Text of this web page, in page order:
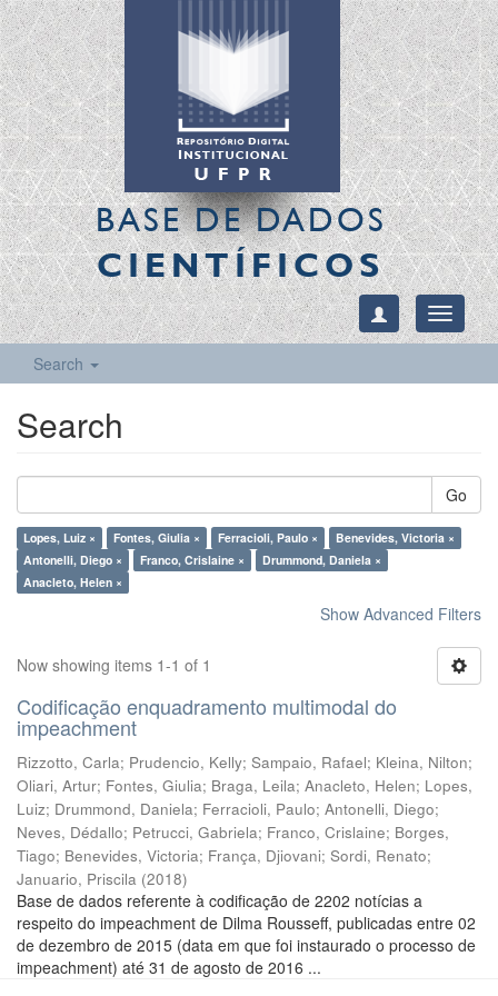
BASE DE DADOS
CIENTÍFICOS
Toggle
Search
Search
Go
Lopes, Luiz × Fontes, Giulia × Ferracioli, Paulo ×
Benevides, Victoria ×
Antonelli, Diego ×
Franco, Crislaine ×
Drummond, Daniela ×
Anacleto, Helen ×
Show Advanced Filters
Now showing items 1-1 of 1
Codificação enquadramento multimodal do
impeachment
Rizzotto, Carla; Prudencio, Kelly; Sampaio, Rafael; Kleina, Nilton;
Oliari, Artur; Fontes, Giulia; Braga, Leila; Anacleto, Helen; Lopes,
Luiz; Drummond, Daniela; Ferracioli, Paulo; Antonelli, Diego;
Neves, Dédallo; Petrucci, Gabriela; Franco, Crislaine; Borges,
Tiago; Benevides, Victoria; França, Djiovani; Sordi, Renato;
Januario, Priscila (2018)
Base de dados referente à codificação de 2202 notícias a
respeito do impeachment de Dilma Rousseff, publicadas entre 02
de dezembro de 2015 (data em que foi instaurado o processo de
impeachment) até 31 de agosto de 2016 ...